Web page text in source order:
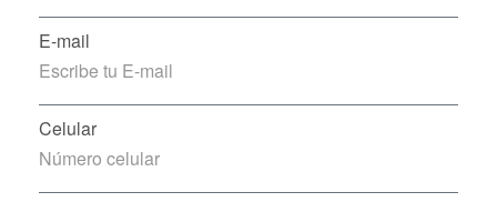
E-mail
Celular